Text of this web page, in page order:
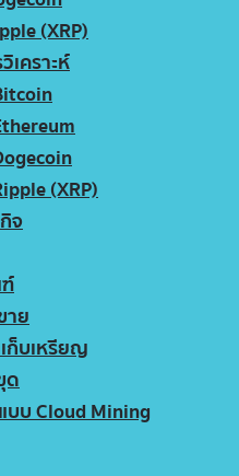
(XRP)
เคราะห์
(XRP)
จ
าย
ก็บเหรียญ
ด
บบ Cloud Mining